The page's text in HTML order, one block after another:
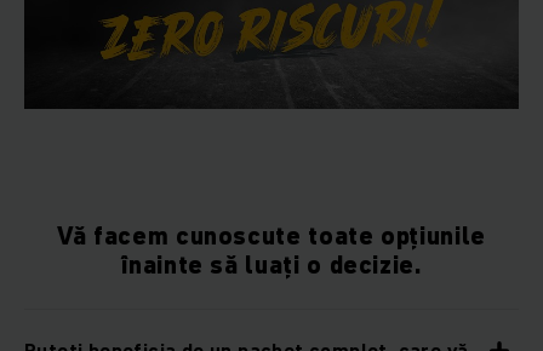
Vă facem cunoscute toate opțiunile
înainte să luați o decizie.